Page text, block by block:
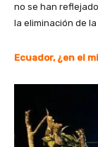
no se han
la eliminación de la
Ecuador, ¿en el